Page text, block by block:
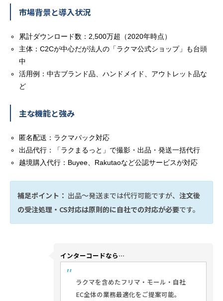
市場背景と導入状況
累計ダウンロード数：2,500万超（2020年時点）
主体：C2Cが中心だが法人の「ラクマ公式ショップ」も台頭
中
活用例：中古ブランド品、ハンドメイド、アウトレット品な
ど
主な機能と強み
匿名配送：ラクマパック対応
出品代行：「ラクまるっと」で撮影・出品・発送一括代行
越境購入代行：Buyee、Rakutaoなど公認サービスが対応
補足ポイント： 出品〜発送までは代行可能ですが、 注文後
の受注処理・CS対応は原則的に自社での対応が必要です。
インターコードなら…
ラクマを含めたフリマ・モール・自社
EC全体の業務最適化をご提案可能。